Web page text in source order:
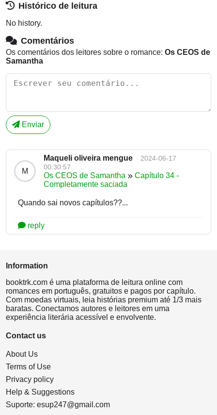
Histórico de leitura
No history.
Comentários
Os comentários dos leitores sobre o romance: Os CEOS de
Samantha
Enviar
M
Maqueli oliveira mengue
2024-06-17
00:30:57
Os CEOS de Samantha
Capítulo 34 -
Completamente saciada
Quando sai novos capítulos??...
reply
Information
booktrk.com é uma plataforma de leitura online com
romances em português, gratuitos e pagos por capítulo.
Com moedas virtuais, leia histórias premium até 1/3 mais
baratas. Conectamos autores e leitores em uma
experiência literária acessível e envolvente.
Contact us
About Us
Terms of Use
Privacy policy
Help & Suggestions
Suporte: esup247@gmail.com